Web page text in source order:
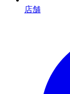
店舗